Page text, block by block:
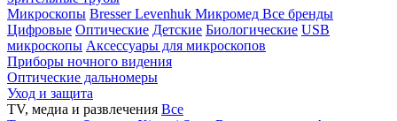
Микроскопы BresserLevenhuk Микромед Все бренды
Цифровые Оптические Детские Биологические USB
микроскопы Аксессуары для микроскопов
Приборы ночного видения
Оптические дальномеры
Уход и защита
TV, медиа и развлечения Все